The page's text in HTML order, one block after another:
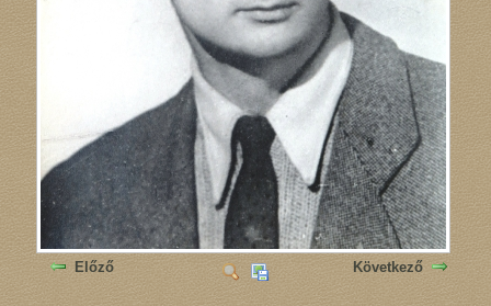
Előző Következő